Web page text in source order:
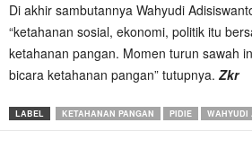
Di akhir sambutannya Wahyudi
“ketahanan sosial, ekonomi, politik itu
ketahanan pangan. Momen turun sawah
bicara ketahanan pangan” tutupnya. Zkr
LABEL KETAHANAN PANGAN PIDIE WAHYUDI